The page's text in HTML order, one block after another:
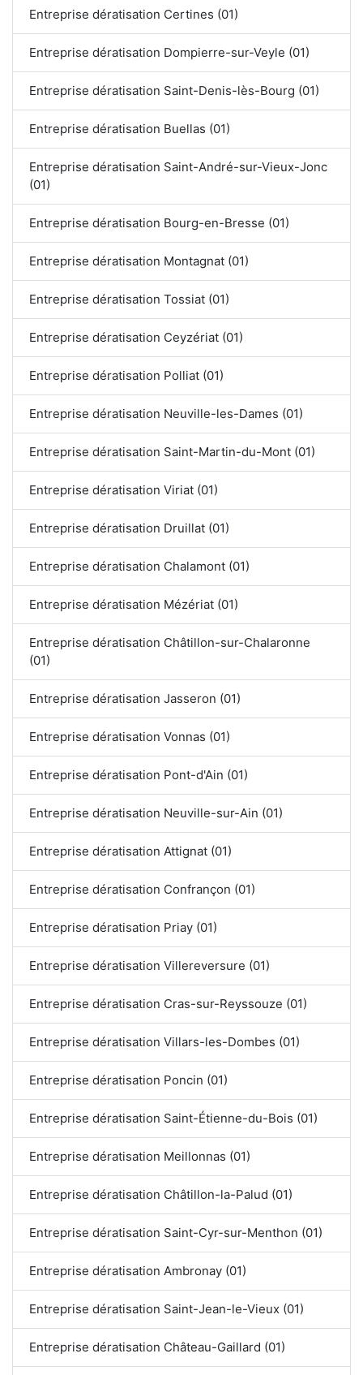
Entreprise dératisation Certines (01)
Entreprise dératisation Dompierre-sur-Veyle (01)
Entreprise dératisation Saint-Denis-lès-Bourg (01)
Entreprise dératisation Buellas (01)
Entreprise dératisation Saint-André-sur-Vieux-Jonc
(01)
Entreprise dératisation Bourg-en-Bresse (01)
Entreprise dératisation Montagnat (01)
Entreprise dératisation Tossiat (01)
Entreprise dératisation Ceyzériat (01)
Entreprise dératisation Polliat (01)
Entreprise dératisation Neuville-les-Dames (01)
Entreprise dératisation Saint-Martin-du-Mont (01)
Entreprise dératisation Viriat (01)
Entreprise dératisation Druillat (01)
Entreprise dératisation Chalamont (01)
Entreprise dératisation Mézériat (01)
Entreprise dératisation Châtillon-sur-Chalaronne
(01)
Entreprise dératisation Jasseron (01)
Entreprise dératisation Vonnas (01)
Entreprise dératisation Pont-d'Ain (01)
Entreprise dératisation Neuville-sur-Ain (01)
Entreprise dératisation Attignat (01)
Entreprise dératisation Confrançon (01)
Entreprise dératisation Priay (01)
Entreprise dératisation Villereversure (01)
Entreprise dératisation Cras-sur-Reyssouze (01)
Entreprise dératisation Villars-les-Dombes (01)
Entreprise dératisation Poncin (01)
Entreprise dératisation Saint-Étienne-du-Bois (01)
Entreprise dératisation Meillonnas (01)
Entreprise dératisation Châtillon-la-Palud (01)
Entreprise dératisation Saint-Cyr-sur-Menthon (01)
Entreprise dératisation Ambronay (01)
Entreprise dératisation Saint-Jean-le-Vieux (01)
Entreprise dératisation Château-Gaillard (01)